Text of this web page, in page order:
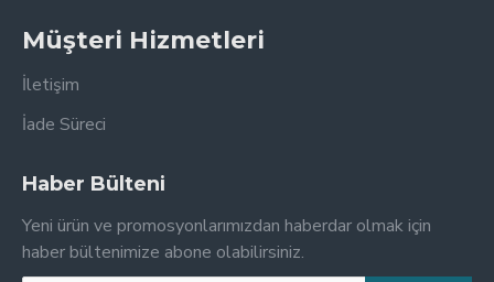
Müşteri Hizmetleri
İletişim
İade Süreci
Haber Bülteni
Yeni ürün ve promosyonlarımızdan haberdar olmak için
haber bültenimize abone olabilirsiniz.